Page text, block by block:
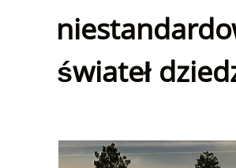
świateł